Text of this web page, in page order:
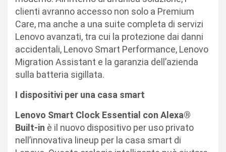
clienti avranno accesso non solo a Premium
Care, ma anche a una suite completa di servizi
Lenovo avanzati, tra cui la protezione dai danni
accidentali, Lenovo Smart Performance, Lenovo
Migration Assistant e la garanzia dell’azienda
sulla batteria sigillata.
I dispositivi per una casa smart
Lenovo Smart Clock Essential con Alexa®
Built-in è il nuovo dispositivo per uso privato
nell’innovativa lineup per la casa smart di